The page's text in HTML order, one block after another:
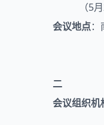
（5月22
会议地点
二
会议组织机